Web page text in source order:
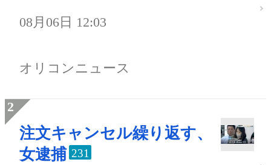
08月06日 12:03
オリコンニュース
注文キャンセル繰り返す、
女逮捕 231